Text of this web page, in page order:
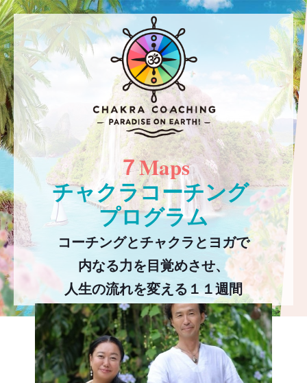
７Maps
チャクラコーチング
プログラム
コーチングとチャクラとヨガで
内なる力を目覚めさせ、
人生の流れを変える１１週間